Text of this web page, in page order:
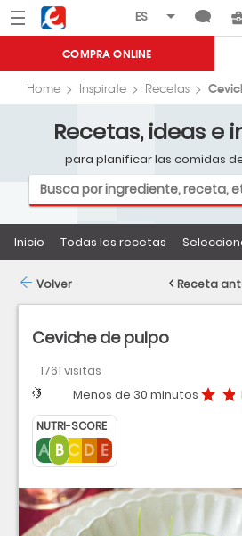
Menú Eroski
COMPRA ONLINE
Home Inspirate Recetas
Recetas, ideas e
para planificar las comidas
Inicio Todas las recetas
Ceviche de pulpo
1761 visitas
Dificultad
Tiempo Menos de 30 minutos
Precio bajo
NUTRI-SCORE
Volver Receta